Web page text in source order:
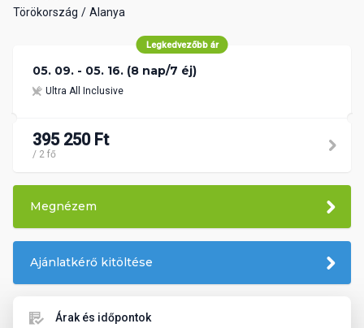
Törökország Alanya
Legkedvezőbb ár
05. 09. - 05. 16. (8 nap/7 éj)
Ultra All Inclusive
395 250 Ft
/ 2 fő
Megnézem
Ajánlatkérő kitöltése
Árak és időpontok